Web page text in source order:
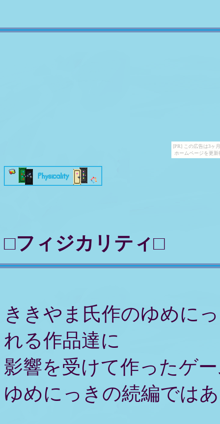
[PR] この広告は3ヶ
ホームページを更
□フィジカリティ□
ききやま氏作のゆめに
れる作品達に
影響を受けて作ったゲ
ゆめにっきの続編では